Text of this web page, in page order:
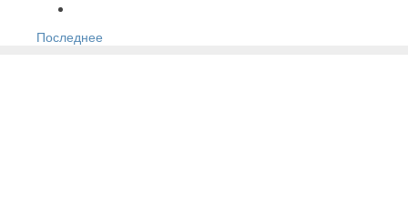
Последнее